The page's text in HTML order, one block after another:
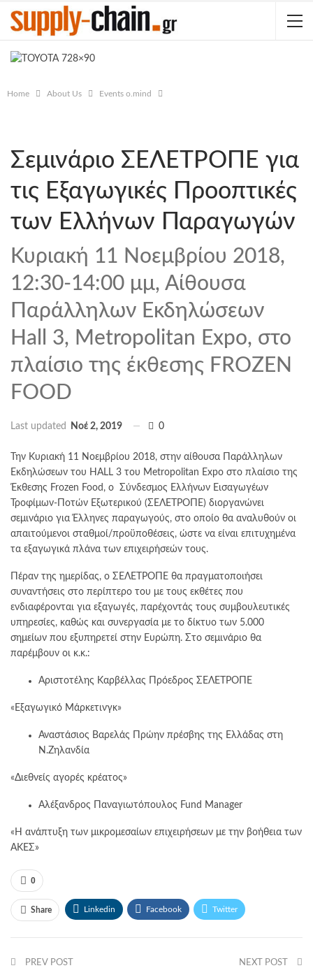
Home About Us Events o.mind
Σεμινάριο ΣΕΛΕΤΡΟΠΕ για
τις Εξαγωγικές Προοπτικές
των Ελλήνων Παραγωγών
Κυριακή 11 Νοεμβρίου 2018,
12:30-14:00 μμ, Αίθουσα
Παράλληλων Εκδηλώσεων
Hall 3, Metropolitan Expo, στο
πλαίσιο της έκθεσης FROZEN
FOOD
Last updated Νοέ 2, 2019 0
Την Κυριακή 11 Νοεμβρίου 2018, στην αίθουσα Παράλληλων
Εκδηλώσεων του HALL 3 του Metropolitan Expo στο πλαίσιο της
Έκθεσης Frozen Food, ο Σύνδεσμος Ελλήνων Εισαγωγέων
Τροφίμων-Ποτών Εξωτερικού (ΣΕΛΕΤΡΟΠΕ) διοργανώνει
σεμινάριο για Έλληνες παραγωγούς, στο οποίο θα αναλυθούν οι
απαιτούμενοι σταθμοί/προϋποθέσεις, ώστε να είναι επιτυχημένα
τα εξαγωγικά πλάνα των επιχειρήσεών τους.
Πέραν της ημερίδας, ο ΣΕΛΕΤΡΟΠΕ θα πραγματοποιήσει
συναντήσεις στο περίπτερο του με τους εκθέτες που
ενδιαφέρονται για εξαγωγές, παρέχοντάς τους συμβουλευτικές
υπηρεσίες, καθώς και συνεργασία με το δίκτυο των 5.000
σημείων που εξυπηρετεί στην Ευρώπη. Στο σεμινάριο θα
παρέμβουν οι κ.κ.:
Αριστοτέλης Καρβέλλας Πρόεδρος ΣΕΛΕΤΡΟΠΕ
«Εξαγωγικό Μάρκετινγκ»
Αναστάσιος Βαρελάς Πρώην πρέσβης της Ελλάδας στη
Ν.Ζηλανδία
«Διεθνείς αγορές κρέατος»
Αλέξανδρος Παναγιωτόπουλος Fund Manager
«H ανάπτυξη των μικρομεσαίων επιχειρήσεων με την βοήθεια των
ΑΚΕΣ»
0
Share Linkedin Facebook Twitter
PREV POST NEXT POST